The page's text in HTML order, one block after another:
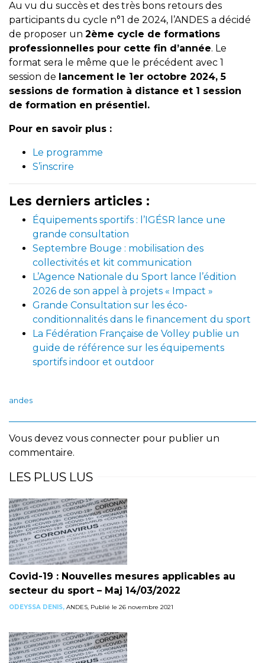
Au vu du succès et des très bons retours des
participants du cycle n°1 de 2024, l’ANDES a décidé
de proposer un 2ème cycle de formations
professionnelles pour cette fin d’année. Le
format sera le même que le précédent avec 1
session de lancement le 1er octobre 2024, 5
sessions de formation à distance et 1 session
de formation en présentiel.
Pour en savoir plus :
Le programme
S’inscrire
Les derniers articles :
Équipements sportifs : l’IGÉSR lance une
grande consultation
Septembre Bouge : mobilisation des
collectivités et kit communication
L’Agence Nationale du Sport lance l’édition
2026 de son appel à projets « Impact »
Grande Consultation sur les éco-
conditionnalités dans le financement du sport
La Fédération Française de Volley publie un
guide de référence sur les équipements
sportifs indoor et outdoor
andes
Vous devez vous connecter pour publier un
commentaire.
LES PLUS LUS
Covid-19 : Nouvelles mesures applicables au
secteur du sport – Maj 14/03/2022
ODEYSSA DENIS, ANDES, Publié le 26 novembre 2021